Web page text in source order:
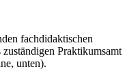
fachdidaktischen
Praktikumsamt
unten).